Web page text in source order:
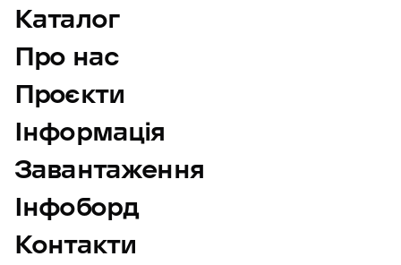
Каталог
Про нас
Проєкти
Інформація
Завантаження
Інфоборд
Контакти